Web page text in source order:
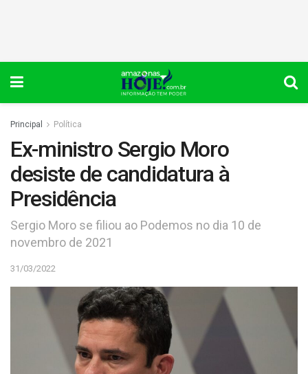
Principal Política
Ex-ministro Sergio Moro
desiste de candidatura à
Presidência
Sergio Moro se filiou ao Podemos no dia 10 de
novembro de 2021
31/03/2022